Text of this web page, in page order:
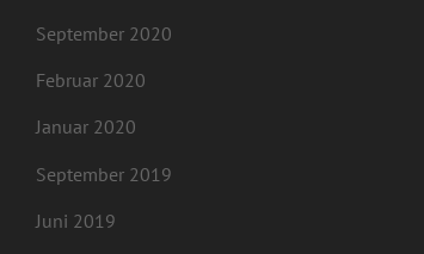
September 2020
Februar 2020
Januar 2020
September 2019
Juni 2019